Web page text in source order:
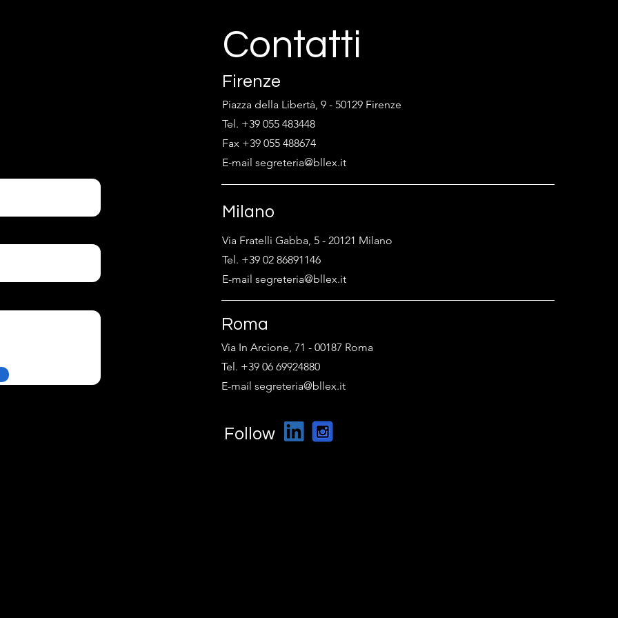
Contatti
Firenze
Piazza della Libertà, 9 - 50129 Firenze
Tel. +39 055 483448
Fax +39 055 488674
E-mail segreteria@bllex.it
Milano
Via Fratelli Gabba, 5 - 20121 Milano
Tel. +39 02 86891146
E-mail segreteria@bllex.it
Roma
Via In Arcione, 71 - 00187 Roma
Tel. +39 06 69924880
E-mail segreteria@bllex.it
Follow